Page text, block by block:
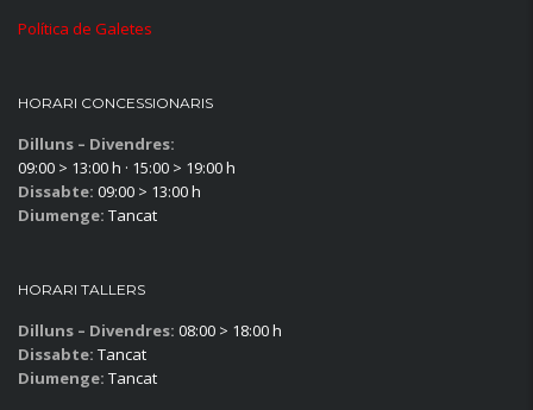
Política de Galetes
HORARI CONCESSIONARIS
Dilluns – Divendres:
09:00 > 13:00 h · 15:00 > 19:00 h
Dissabte: 09:00 > 13:00 h
Diumenge: Tancat
HORARI TALLERS
Dilluns – Divendres: 08:00 > 18:00 h
Dissabte: Tancat
Diumenge: Tancat